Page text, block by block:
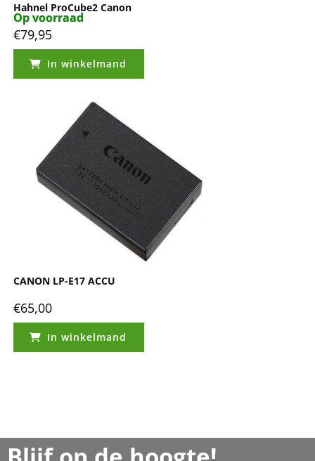
Op voorraad
Hahnel ProCube2 Canon
€79,95
Op voorraad
In winkelmand
CANON LP-E17 ACCU
€65,00
In winkelmand